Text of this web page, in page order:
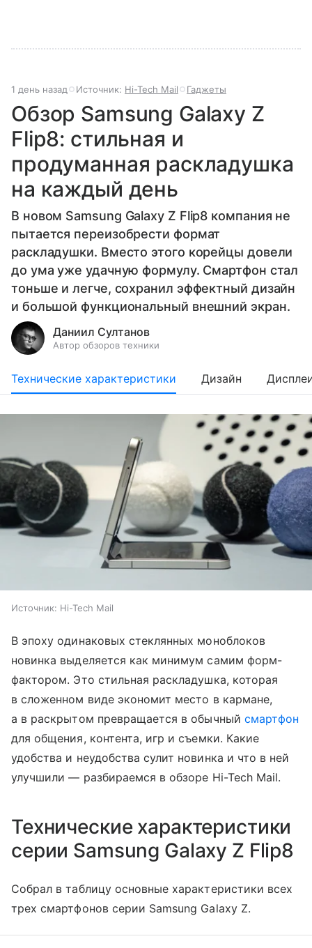
1 день назад Источник: Hi-Tech Mail Гаджеты
Обзор Samsung Galaxy Z
Flip8: стильная и
продуманная раскладушка
на каждый день
В новом Samsung Galaxy Z Flip8 компания не
пытается переизобрести формат
раскладушки. Вместо этого корейцы довели
до ума уже удачную формулу. Смартфон стал
тоньше и легче, сохранил эффектный дизайн
и большой функциональный внешний экран.
Даниил Султанов
Автор обзоров техники
Технические характеристики Дизайн
Источник: Hi-Tech Mail
В эпоху одинаковых стеклянных моноблоков
новинка выделяется как минимум самим форм-
фактором. Это стильная раскладушка, которая
в сложенном виде экономит место в кармане,
а в раскрытом превращается в обычный смартфон
для общения, контента, игр и съемки. Какие
удобства и неудобства сулит новинка и что в ней
улучшили — разбираемся в обзоре Hi-Tech Mail.
Технические характеристики
серии Samsung Galaxy Z Flip8
Собрал в таблицу основные характеристики всех
трех смартфонов серии Samsung Galaxy Z.